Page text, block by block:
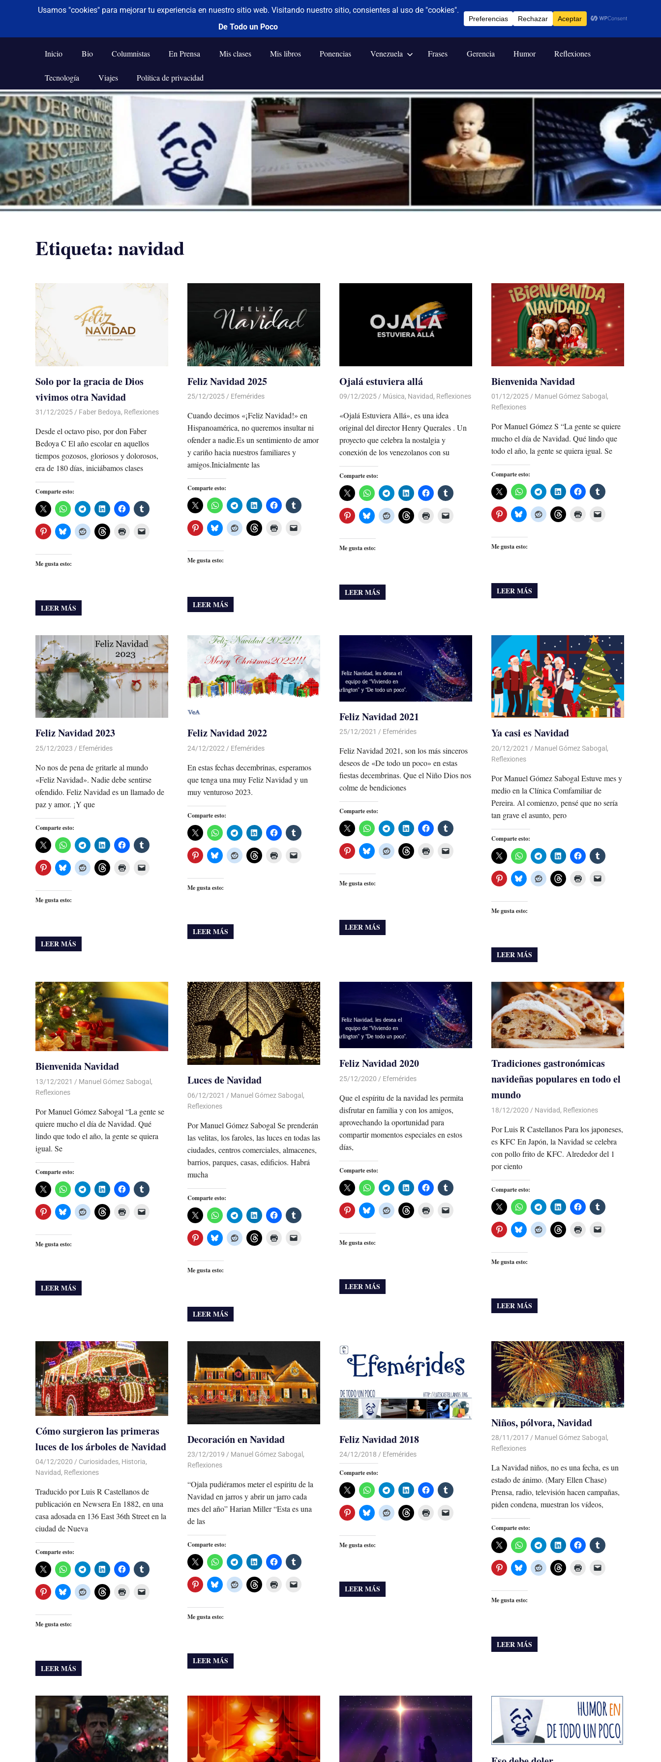
Saltar
al
contenido
De todo un poco
Frases,
Humor,
Tecnología
y
Viajes
Inicio Bio Columnistas En Prensa Mis clases Mis libros Ponencias Venezuela Frases Gerencia Humor Reflexiones
Tecnología Viajes Política de privacidad
Etiqueta: navidad
Solo por la gracia de Dios
vivimos otra Navidad
31/12/2025 De todo un Poco
Faber Bedoya, Reflexiones
Desde el octavo piso, por don Faber
Bedoya C El año escolar en aquellos
tiempos gozosos, gloriosos y dolorosos,
era de 180 días, iniciábamos clases
Comparte esto:
Me gusta esto:
LEER MÁS
Feliz Navidad 2025
25/12/2025 De todo un Poco
Efemérides
Cuando decimos «¡Feliz Navidad!» en
Hispanoamérica, no queremos insultar ni
ofender a nadie.Es un sentimiento de amor
y cariño hacia nuestros familiares y
amigos.Inicialmente las
Comparte esto:
Me gusta esto:
LEER MÁS
Ojalá estuviera allá
09/12/2025 De todo un Poco
Música, Navidad, Reflexiones
«Ojalá Estuviera Allá», es una idea
original del director Henry Querales . Un
proyecto que celebra la nostalgia y
conexión de los venezolanos con su
Comparte esto:
Me gusta esto:
LEER MÁS
Bienvenida Navidad
01/12/2025 De todo un Poco
Manuel Gómez Sabogal ,
Reflexiones
Por Manuel Gómez S “La gente se quiere
mucho el día de Navidad. Qué lindo que
todo el año, la gente se quiera igual. Se
Comparte esto:
Me gusta esto:
LEER MÁS
Feliz Navidad 2023
25/12/2023 De todo un Poco
Efemérides
No nos de pena de gritarle al mundo
«Feliz Navidad». Nadie debe sentirse
ofendido. Feliz Navidad es un llamado de
paz y amor. ¡Y que
Comparte esto:
Me gusta esto:
LEER MÁS
Feliz Navidad 2022
24/12/2022 De todo un Poco
Efemérides
En estas fechas decembrinas, esperamos
que tenga una muy Feliz Navidad y un
muy venturoso 2023.
Comparte esto:
Me gusta esto:
LEER MÁS
Feliz Navidad 2021
25/12/2021 De todo un Poco
Efemérides
Feliz Navidad 2021, son los más sinceros
deseos de «De todo un poco» en estas
fiestas decembrinas. Que el Niño Dios nos
colme de bendiciones
Comparte esto:
Me gusta esto:
LEER MÁS
Ya casi es Navidad
20/12/2021 De todo un Poco
Manuel Gómez Sabogal ,
Reflexiones
Por Manuel Gómez Sabogal Estuve mes y
medio en la Clínica Comfamiliar de
Pereira. Al comienzo, pensé que no sería
tan grave el asunto, pero
Comparte esto:
Me gusta esto:
LEER MÁS
Bienvenida Navidad
13/12/2021 De todo un Poco
Manuel Gómez Sabogal,
Reflexiones
Por Manuel Gómez Sabogal “La gente se
quiere mucho el día de Navidad. Qué
lindo que todo el año, la gente se quiera
igual. Se
Comparte esto:
Me gusta esto:
LEER MÁS
Luces de Navidad
06/12/2021 De todo un Poco
Manuel Gómez Sabogal ,
Reflexiones
Por Manuel Gómez Sabogal Se prenderán
las velitas, los faroles, las luces en todas las
ciudades, centros comerciales, almacenes,
barrios, parques, casas, edificios. Habrá
mucha
Comparte esto:
Me gusta esto:
LEER MÁS
Feliz Navidad 2020
25/12/2020 De todo un Poco
Efemérides
Que el espíritu de la navidad les permita
disfrutar en familia y con los amigos,
aprovechando la oportunidad para
compartir momentos especiales en estos
días,
Comparte esto:
Me gusta esto:
LEER MÁS
Tradiciones gastronómicas
navideñas populares en todo el
mundo
18/12/2020 De todo un Poco
Navidad, Reflexiones
Por Luis R Castellanos Para los japoneses,
es KFC En Japón, la Navidad se celebra
con pollo frito de KFC. Alrededor del 1
por ciento
Comparte esto:
Me gusta esto:
LEER MÁS
Cómo surgieron las primeras
luces de los árboles de Navidad
04/12/2020 De todo un Poco
Curiosidades, Historia,
Navidad, Reflexiones
Traducido por Luis R Castellanos de
publicación en Newsera En 1882, en una
casa adosada en 136 East 36th Street en la
ciudad de Nueva
Comparte esto:
Me gusta esto:
LEER MÁS
Decoración en Navidad
23/12/2019 De todo un Poco
Manuel Gómez Sabogal ,
Reflexiones
“Ojala pudiéramos meter el espíritu de la
Navidad en jarros y abrir un jarro cada
mes del año” Harian Miller “Esta es una
de las
Comparte esto:
Me gusta esto:
LEER MÁS
Feliz Navidad 2018
24/12/2018 De todo un Poco
Efemérides
Comparte esto:
Me gusta esto:
LEER MÁS
Niños, pólvora, Navidad
28/11/2017 De todo un Poco
Manuel Gómez Sabogal ,
Reflexiones
La Navidad niños, no es una fecha, es un
estado de ánimo. (Mary Ellen Chase)
Prensa, radio, televisión hacen campañas,
piden condena, muestran los vídeos,
Comparte esto:
Me gusta esto:
LEER MÁS